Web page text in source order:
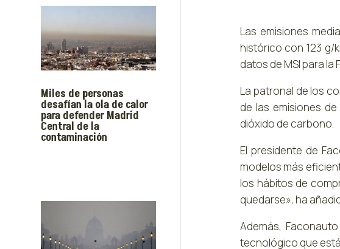
Miles de personas
desafían la ola de calor
para defender Madrid
Central de la
contaminación
Las emisiones
histórico con 123 g/
datos de MSI para
La patronal de los
de las emisiones
dióxido de carbono.
El presidente de
modelos más
los hábitos de
quedarse», ha
Además,
tecnológico que